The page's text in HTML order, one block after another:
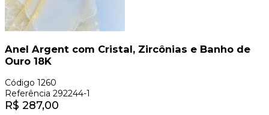
Anel Argent com Cristal, Zircônias e Banho de
Ouro 18K
Código 1260
Referência 292244-1
R$ 287,00